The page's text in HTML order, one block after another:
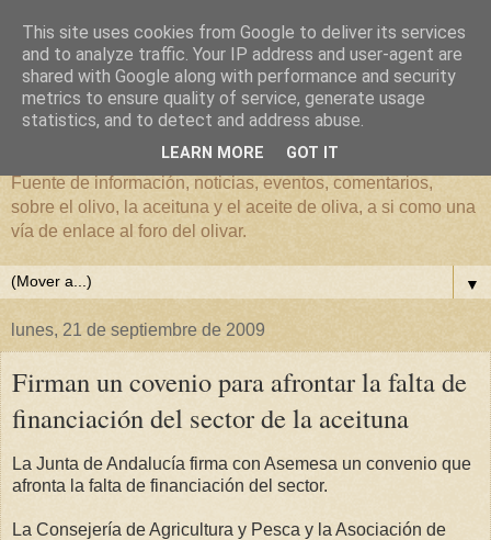
El mundo del Olivar
Fuente de información, noticias, eventos, comentarios,
sobre el olivo, la aceituna y el aceite de oliva, a si como una
vía de enlace al foro del olivar.
▼
lunes, 21 de septiembre de 2009
Firman un covenio para afrontar la falta de
financiación del sector de la aceituna
La Junta de Andalucía firma con Asemesa un convenio que
afronta la falta de financiación del sector.
La Consejería de Agricultura y Pesca y la Asociación de
This site uses cookies from Google to deliver its services
and to analyze traffic. Your IP address and user-agent are
shared with Google along with performance and security
metrics to ensure quality of service, generate usage
statistics, and to detect and address abuse.
LEARN MORE GOT IT